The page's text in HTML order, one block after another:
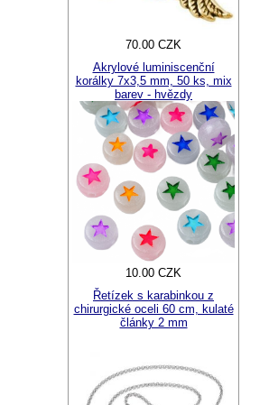
70.00 CZK
Akrylové luminiscenční
korálky 7x3,5 mm, 50 ks, mix
barev - hvězdy
10.00 CZK
Řetízek s karabinkou z
chirurgické oceli 60 cm, kulaté
články 2 mm